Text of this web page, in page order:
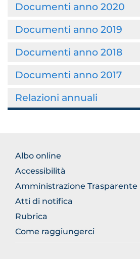
Documenti anno 2020
Documenti anno 2019
Documenti anno 2018
Documenti anno 2017
Relazioni annuali
FOOTER
NORMATIVA
Albo online
Accessibilità
Amministrazione Trasparente
Atti di notifica
Rubrica
Come raggiungerci